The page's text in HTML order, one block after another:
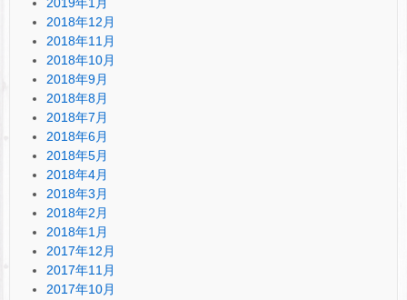
2019年1月
2018年12月
2018年11月
2018年10月
2018年9月
2018年8月
2018年7月
2018年6月
2018年5月
2018年4月
2018年3月
2018年2月
2018年1月
2017年12月
2017年11月
2017年10月